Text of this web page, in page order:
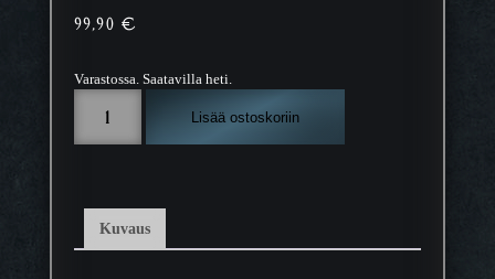
99,90 €
Varastossa. Saatavilla heti.
k
a
Lisää ostoskoriin
Kuvaus